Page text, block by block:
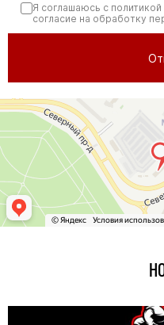
Я соглашаюсь с
согласие на обработку